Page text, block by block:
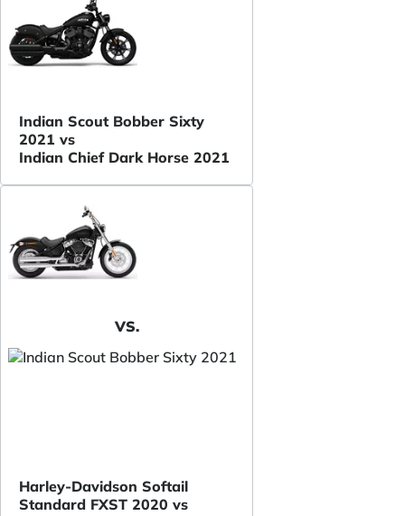
Indian Scout Bobber Sixty
2021 vs
Indian Chief Dark Horse 2021
VS.
Harley-Davidson Softail
Standard FXST 2020 vs